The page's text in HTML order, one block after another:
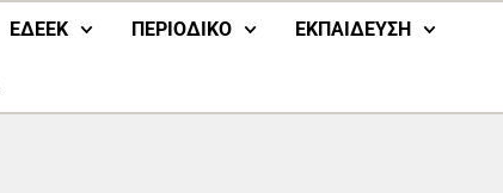
ΕΔΕΕΚ ΠΕΡΙΟΔΙΚΟ ΕΚΠΑΙΔΕΥΣΗ